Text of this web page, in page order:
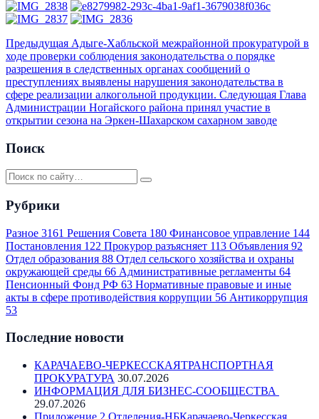
Предыдущая Адыге-Хабльской межрайонной прокуратурой в
ходе проверки соблюдения законодательства о порядке
разрешения в следственных органах сообщений о
преступлениях выявлены нарушения законодательства в
сфере реализации алкогольной продукции. Следующая Глава
Администрации Ногайского района принял участие в
открытии сезона на Эркен-Шахарском сахарном заводе
Поиск
Рубрики
Разное 3161 Решения Совета 180 Финансовое управление 144
Постановления 122 Прокурор разъясняет 113 Объявления 92
Отдел образования 88 Отдел сельского хозяйства и охраны
окружающей среды 66 Административные регламенты 64
Пенсионный Фонд РФ 63 Нормативные правовые и иные
акты в сфере противодействия коррупции 56 Антикоррупция
53
Последние новости
КАРАЧАЕВО-ЧЕРКЕССКАЯТРАНСПОРТНАЯ
ПРОКУРАТУРА 30.07.2026
ИНФОРМАЦИЯ ДЛЯ БИЗНЕС-СООБЩЕСТВА
29.07.2026